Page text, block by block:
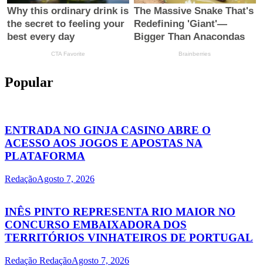
Popular
ENTRADA NO GINJA CASINO ABRE O
ACESSO AOS JOGOS E APOSTAS NA
PLATAFORMA
RedaçãoAgosto 7, 2026
INÊS PINTO REPRESENTA RIO MAIOR NO
CONCURSO EMBAIXADORA DOS
TERRITÓRIOS VINHATEIROS DE PORTUGAL
Redação RedaçãoAgosto 7, 2026